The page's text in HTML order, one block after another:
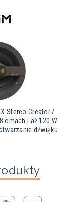
Stereo Creator /
omach i aż 120 W
dźwięku